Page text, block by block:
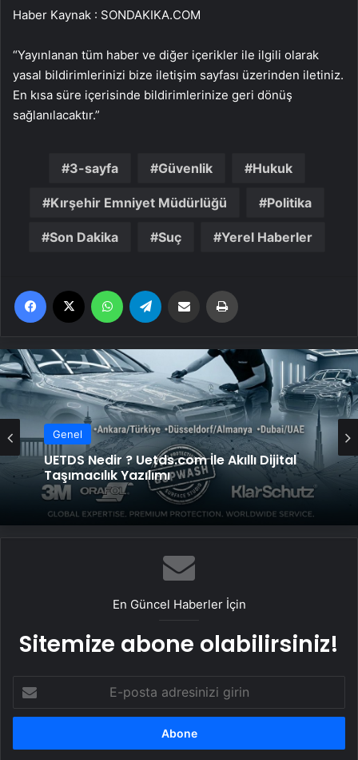
Haber Kaynak : SONDAKIKA.COM
“Yayınlanan tüm haber ve diğer içerikler ile ilgili olarak
yasal bildirimlerinizi bize iletişim sayfası üzerinden iletiniz.
En kısa süre içerisinde bildirimlerinize geri dönüş
sağlanılacaktır.”
3-sayfa Güvenlik Hukuk
Kırşehir Emniyet Müdürlüğü Politika
Son Dakika Suç Yerel Haberler
Facebook WhatsApp Email'den paylaş
Genel
UETDS Nedir ? Uetds.com İle Akıllı Dijital
Taşımacılık Yazılımı
En Güncel Haberler İçin
Sitemize abone olabilirsiniz!
posta
adresinizi